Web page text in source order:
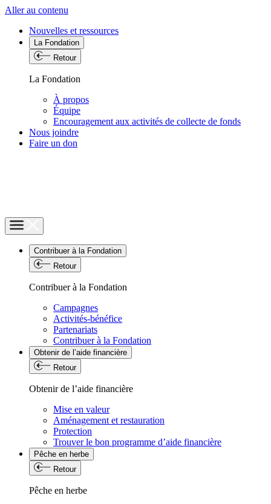
Aller au contenu
Nouvelles et ressources
La Fondation
Retour
La Fondation
À propos
Équipe
Encouragement aux activités de collecte de fonds
Nous joindre
Faire un don
Contribuer à la Fondation
Retour
Contribuer à la Fondation
Campagnes
Activités-bénéfice
Partenariats
Contribuer à la Fondation
Obtenir de l’aide financière
Retour
Obtenir de l’aide financière
Mise en valeur
Aménagement et restauration
Protection
Trouver le bon programme d’aide financière
Pêche en herbe
Retour
Pêche en herbe